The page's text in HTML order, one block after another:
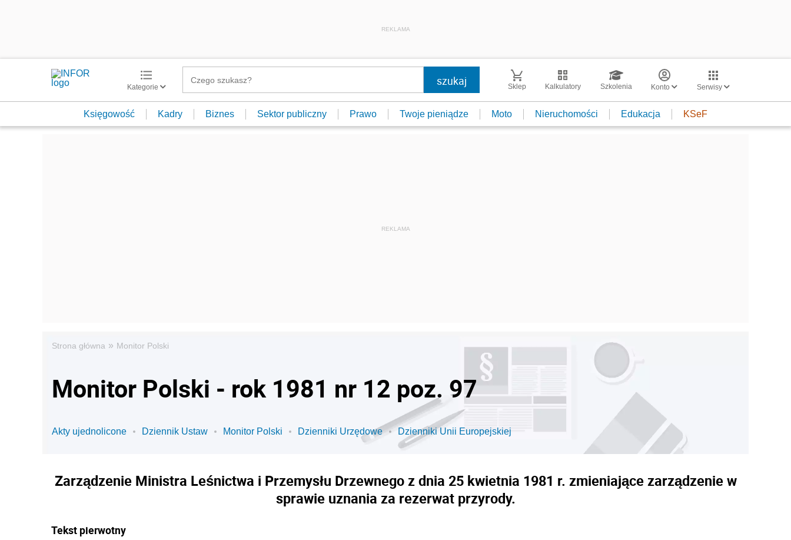
REKLAMA
Kategorie Sklep Kalkulatory Szkolenia Konto Serwisy
Księgowość Kadry Biznes Sektor publiczny Prawo Twoje pieniądze Moto Nieruchomości Edukacja KSeF
Strona główna » Monitor Polski
Monitor Polski - rok 1981 nr 12 poz. 97
Akty ujednolicone Dziennik Ustaw Monitor Polski Dzienniki Urzędowe Dzienniki Unii Europejskiej
Zarządzenie Ministra Leśnictwa i Przemysłu Drzewnego z dnia 25 kwietnia 1981 r. zmieniające zarządzenie w
sprawie uznania za rezerwat przyrody.
Tekst pierwotny